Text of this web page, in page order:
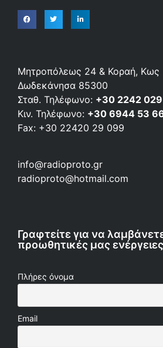
Μητροπόλεως 24 & Κοραή, Κως
Δωδεκάνησα 85300
Σταθ. Τηλέφωνο: +30 2242
Κιν. Τηλέφωνο: +30 6944 53
Fax: +30 22420 29 099
info@radioproto.gr
radioproto@hotmail.com
Γραφτείτε για να
προωθητικές μας ενέργειες
Πλήρες όνομα
Email